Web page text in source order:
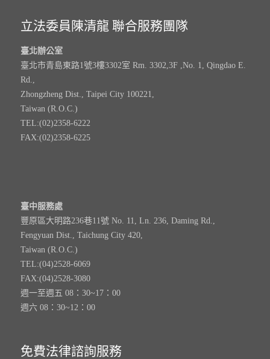
立法委員陳清龍 聯合服務團隊
臺北辦公室
臺北市青島東路1號3樓3302室 Rm. 3302,3F ,No. 1, Qingdao E.
Rd.,
Zhongzheng Dist., Taipei City 100221,
Taiwan (R.O.C.)
TEL:(02)2358-6222
FAX:(02)2358-6225
臺中服務處
豐原區大明路236巷11號 No. 11, Ln. 236, Daming Rd.,
Fengyuan Dist., Taichung City 420,
Taiwan (R.O.C.)
TEL:(04)2528-6069
FAX:(04)2528-3080
週一至週五 08：30~17：00
週六 08：30~12：00
免費法律諮詢服務